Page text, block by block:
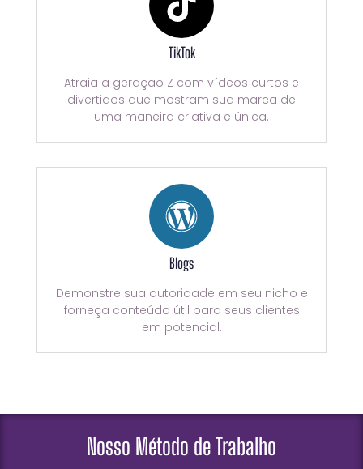
TikTok
Atraia a geração Z com vídeos curtos e
divertidos que mostram sua marca de
uma maneira criativa e única.
Blogs
Demonstre sua autoridade em seu nicho e
forneça conteúdo útil para seus clientes
em potencial.
Nosso Método de Trabalho